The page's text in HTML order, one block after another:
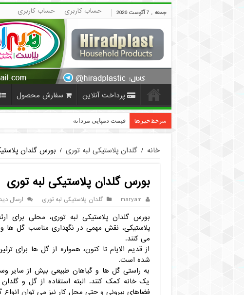
جمعه , 7 آگوست 2026 حساب کاربری حساب کاربری
پرداخت آنلاین سفارش محصول
سرخط خبرها قیمت دمپایی مردانه ارزان پلاستیکی | HiradPlast
خانه / گلدان پلاستیکی لبه توری / بورس گلدان
بورس گلدان پلاستیکی لبه توری
maryam گلدان پلاستیکی لبه توری ارسال
بورس گلدان پلاستیکی لبه توری، محلی برای
پلاستیکی، نقش مهمی در نگهداری مناسب گل ها
می کنند.
از قدیم الایام تا کنون، همواره از گل ها
شده است.
به راستی گل ها و گیاهان طبیعی بیش از سایر
یک خانه کمک کنند. البته استفاده از گل و
فضاهای بیرونی و حتی محل کار نیز می توان انواع